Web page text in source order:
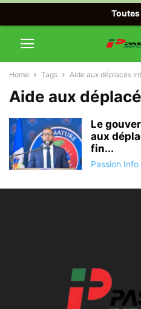
Home Tags Aide aux déplacés
Aide aux
Le
aux
fin...
Passion Info